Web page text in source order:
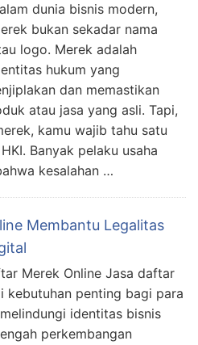
dunia bisnis modern,
bukan sekadar nama
logo. Merek adalah
hukum yang
dan memastikan
atau jasa yang asli. Tapi,
kamu wajib tahu satu
Banyak pelaku usaha
kesalahan …
Membantu Legalitas
Merek Online Jasa daftar
kebutuhan penting bagi para
identitas bisnis
perkembangan